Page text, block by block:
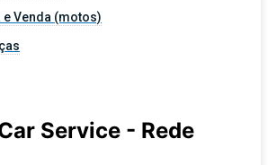
e Venda (motos)
Service - Rede